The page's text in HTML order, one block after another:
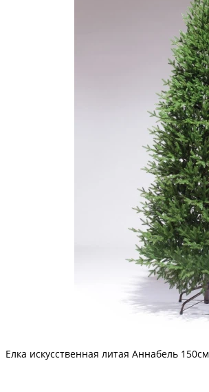
Елка искусственная литая Аннабель 150см